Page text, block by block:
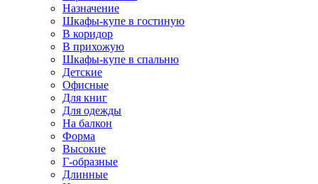
Назначение
Шкафы-купе в гостиную
В коридор
В прихожую
Шкафы-купе в спальню
Детские
Офисные
Для книг
Для одежды
На балкон
Форма
Высокие
Г-образные
Длинные